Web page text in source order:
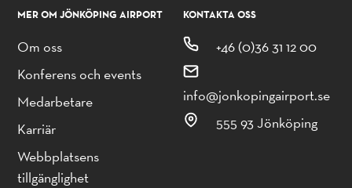
MER OM JÖNKÖPING AIRPORT
Om oss
Konferens och events
Medarbetare
Karriär
Webbplatsens
tillgänglighet
KONTAKTA OSS
+46 (0)36 31 12 00
info@jonkopingairport.se
555 93 Jönköping